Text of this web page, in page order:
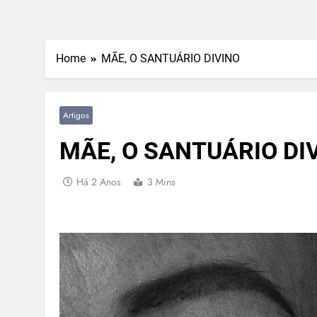
Home MÃE, O SANTUÁRIO DIVINO
Artigos
MÃE, O SANTUÁRIO
Há 2 Anos 3 Mins